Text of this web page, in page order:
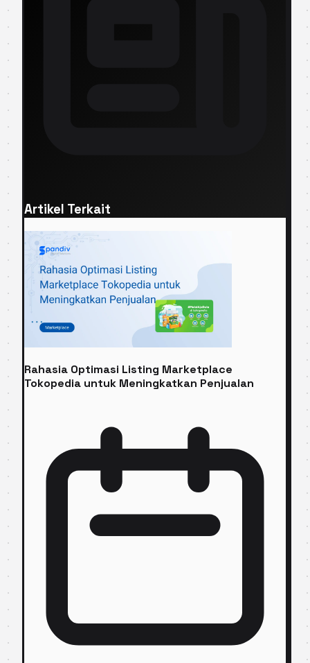
Artikel Terkait
Rahasia Optimasi Listing Marketplace
Tokopedia untuk Meningkatkan Penjualan